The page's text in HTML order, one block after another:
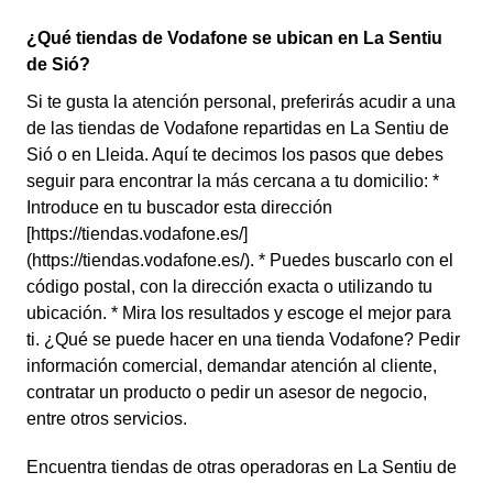
¿Qué tiendas de Vodafone se ubican en La Sentiu
de Sió?
Si te gusta la atención personal, preferirás acudir a una
de las tiendas de Vodafone repartidas en La Sentiu de
Sió o en Lleida. Aquí te decimos los pasos que debes
seguir para encontrar la más cercana a tu domicilio: *
Introduce en tu buscador esta dirección
[https://tiendas.vodafone.es/]
(https://tiendas.vodafone.es/). * Puedes buscarlo con el
código postal, con la dirección exacta o utilizando tu
ubicación. * Mira los resultados y escoge el mejor para
ti. ¿Qué se puede hacer en una tienda Vodafone? Pedir
información comercial, demandar atención al cliente,
contratar un producto o pedir un asesor de negocio,
entre otros servicios.
Encuentra tiendas de otras operadoras en La Sentiu de